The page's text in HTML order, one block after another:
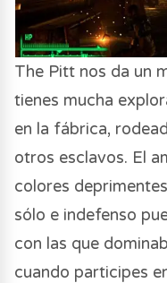
The Pitt nos da un
tienes mucha
en la fábrica,
otros esclavos. El
colores
sólo e indefenso
con las que
cuando participes